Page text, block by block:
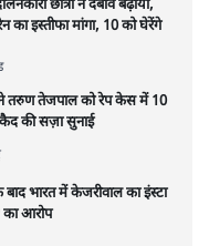
Bulletin ।